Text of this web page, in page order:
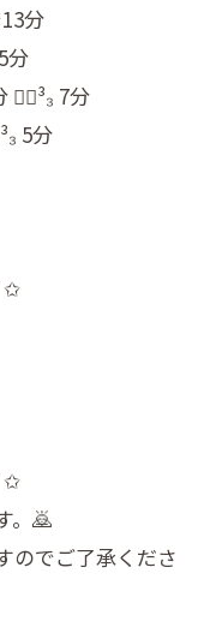
分
分
7分
5分
。🙇
のでご了承くださ